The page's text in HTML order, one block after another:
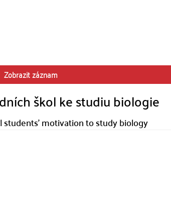
Zobrazit záznam
škol ke studiu biologie
motivation to study biology